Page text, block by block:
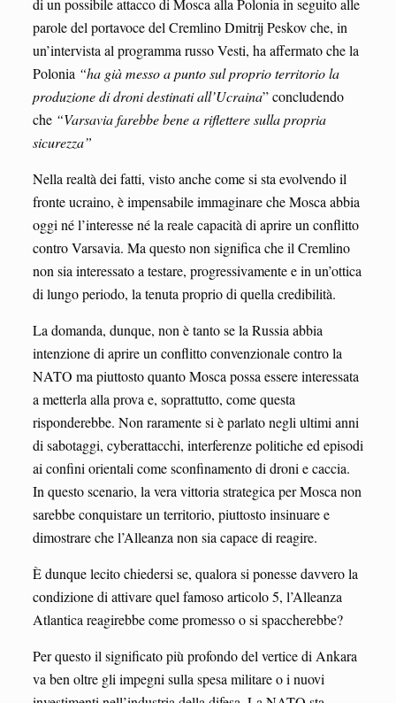
di un possibile attacco di Mosca alla Polonia in seguito alle
parole del portavoce del Cremlino Dmitrij Peskov che, in
un’intervista al programma russo Vesti, ha affermato che la
Polonia “ha già messo a punto sul proprio territorio la
produzione di droni destinati all’Ucraina” concludendo
che “Varsavia farebbe bene a riflettere sulla propria
sicurezza”
Nella realtà dei fatti, visto anche come si sta evolvendo il
fronte ucraino, è impensabile immaginare che Mosca abbia
oggi né l’interesse né la reale capacità di aprire un conflitto
contro Varsavia. Ma questo non significa che il Cremlino
non sia interessato a testare, progressivamente e in un’ottica
di lungo periodo, la tenuta proprio di quella credibilità.
La domanda, dunque, non è tanto se la Russia abbia
intenzione di aprire un conflitto convenzionale contro la
NATO ma piuttosto quanto Mosca possa essere interessata
a metterla alla prova e, soprattutto, come questa
risponderebbe. Non raramente si è parlato negli ultimi anni
di sabotaggi, cyberattacchi, interferenze politiche ed episodi
ai confini orientali come sconfinamento di droni e caccia.
In questo scenario, la vera vittoria strategica per Mosca non
sarebbe conquistare un territorio, piuttosto insinuare e
dimostrare che l’Alleanza non sia capace di reagire.
È dunque lecito chiedersi se, qualora si ponesse davvero la
condizione di attivare quel famoso articolo 5, l’Alleanza
Atlantica reagirebbe come promesso o si spaccherebbe?
Per questo il significato più profondo del vertice di Ankara
va ben oltre gli impegni sulla spesa militare o i nuovi